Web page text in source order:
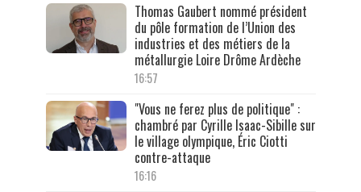
Thomas Gaubert nommé président
du pôle formation de l’Union des
industries et des métiers de la
métallurgie Loire Drôme Ardèche
16:57
"Vous ne ferez plus de politique" :
chambré par Cyrille Isaac-Sibille sur
le village olympique, Éric Ciotti
contre-attaque
16:16